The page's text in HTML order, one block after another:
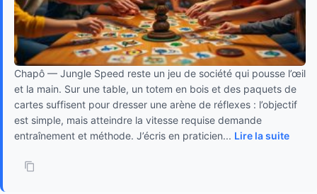
Chapô — Jungle Speed reste un jeu de société qui pousse l’œil
et la main. Sur une table, un totem en bois et des paquets de
cartes suffisent pour dresser une arène de réflexes : l’objectif
est simple, mais atteindre la vitesse requise demande
entraînement et méthode. J’écris en praticien... Lire la suite